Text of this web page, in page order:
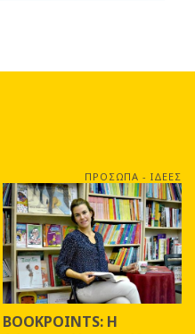
ΠΡΟΣΩΠΑ - ΙΔΕΕΣ
BOOKPOINTS: Η